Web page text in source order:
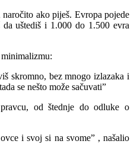
ako piješ. Evropa pojede
uštediš i 1.000 do 1.500 evra
skromno, bez mnogo izlazaka i
se nešto može sačuvati”
od štednje do odluke o
i svoj si na svome” , našalio